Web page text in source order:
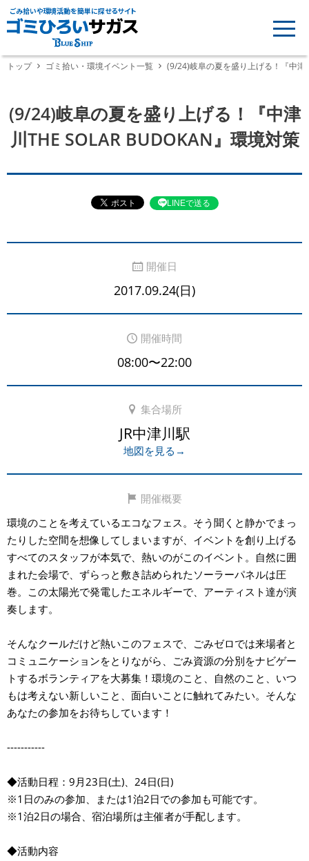
ごみ拾いや環境活動を簡単に探せるサイト
トップ ゴミ拾い・環境イベント一覧 (9/24)岐阜の夏を盛り上げる！『中津
(9/24)岐阜の夏を盛り上げる！『中津
川THE SOLAR BUDOKAN』環境対策
LINEで送る
開催日
2017.09.24(日)
開催時間
08:00〜22:00
集合場所
JR中津川駅
地図を見る→
開催概要
環境のことを考えているエコなフェス。そう聞くと静かでまっ
たりした空間を想像してしまいますが、イベントを創り上げる
すべてのスタッフが本気で、熱いのがこのイベント。自然に囲
まれた会場で、ずらっと敷き詰められたソーラーパネルは圧
巻。この太陽光で発電したエネルギーで、アーティスト達が演
奏します。
そんなクールだけど熱いこのフェスで、ごみゼロでは来場者と
コミュニケーションをとりながら、ごみ資源の分別をナビゲー
トするボランティアを大募集！環境のこと、自然のこと、いつ
もは考えない新しいこと、面白いことに触れてみたい。そんな
あなたの参加をお待ちしています！
-----------
◆活動日程：9月23日(土)、24日(日)
※1日のみの参加、または1泊2日での参加も可能です。
※1泊2日の場合、宿泊場所は主催者が手配します。
◆活動内容